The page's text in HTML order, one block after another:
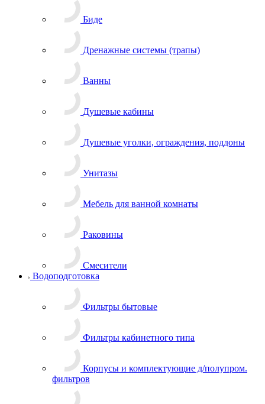
Биде
Дренажные системы (трапы)
Ванны
Душевые кабины
Душевые уголки, ограждения, поддоны
Унитазы
Мебель для ванной комнаты
Раковины
Смесители
Водоподготовка
Фильтры бытовые
Фильтры кабинетного типа
Корпусы и комплектующие д/полупром.
фильтров